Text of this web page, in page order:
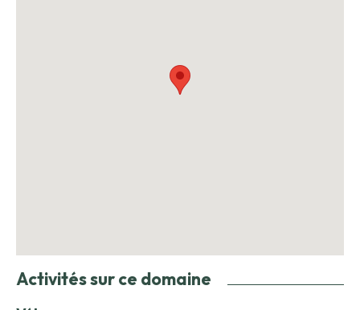
Activités sur ce domaine